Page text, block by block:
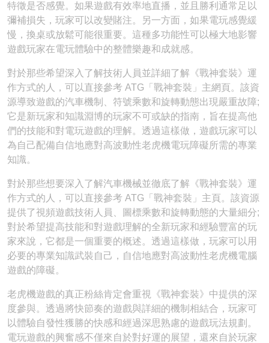
特徵是否感覺。如果遊戲有效率地直播，並且勝利通常足以
彌補損失，玩家可以改變賭注。另一方面，如果電玩感覺緩
慢，換桌或放鬆可能很重要。這種多功能性可以極大地影響
遊戲玩家在電玩體驗中的整體樂趣和成就感。
對於那些希望深入了解技術人員並詳細了解《戰神套裝》運
作方式的人，可以直接參考 ATG「戰神套裝」主網頁。該資
源導致遊戲的汽車機制、符號乘數和旋轉動態出現嚴重故障;
它是新玩家和知識淵博的玩家不可或缺的指南，旨在提高他
們的技能和對電玩遊戲的理解。透過這樣做，遊戲玩家可以
為自己配備自信地應對高波動性老虎機電玩障礙所需的專業
知識。
對於那些想要深入了解汽車機械並徹底了解《戰神套裝》運
作方式的人，可以直接參考 ATG「戰神套裝」主頁。該資源
提供了視頻遊戲技術人員、圖標乘數和旋轉動態的大量細分;
對於希望提高技能和對遊戲理解的全新玩家和經驗豐富的玩
家來說，它都是一個重要的概述。透過這樣做，玩家可以用
必要的專業知識武裝自己，自信地應對高波動性老虎機電腦
遊戲的障礙。
老虎機遊戲的真正粉絲肯定會重視《戰神套裝》中提供的深
度參與。透過將快節奏的遊戲與詳細的機制相結合，玩家可
以體驗自發性獲勝的快感和經過深思熟慮的遊戲玩法規劃。
電玩遊戲的興奮感不僅來自於對好運的展望，還來自於玩家